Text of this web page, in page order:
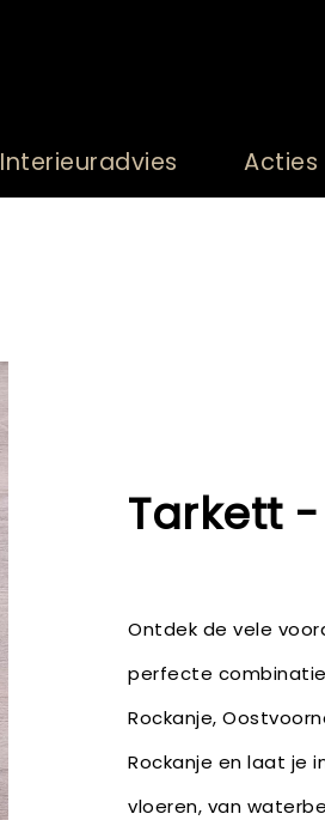
Interieuradvies Acties
Tarkett
Ontdek de vele
perfecte
Rockanje,
Rockanje en laat je
vloeren, van